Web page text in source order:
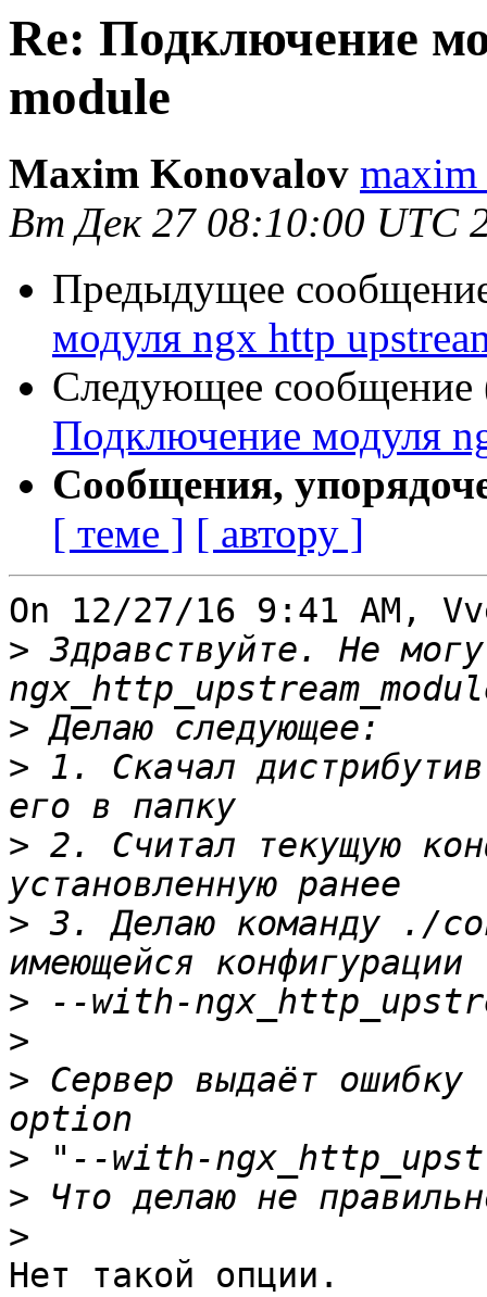
Re: Подключение
module
Maxim Konovalov
Вт Дек 27 08:10:00 UTC
Предыдущее
модуля ngx http
Следующее сообщение
Подключение модуля
Сообщения,
[ теме ] [ автору ]
On 12/27/16 9:41 AM,
> Здравствуйте. Не
>
> 1. Скачал
> 2. Считал текущую
> 3. Делаю команду ./
>
>
> Сервер выдаёт
>
>
>
Нет такой опции.